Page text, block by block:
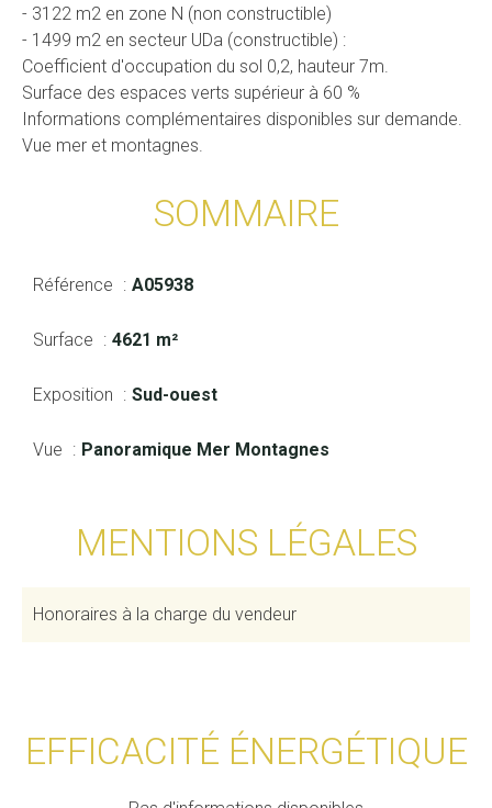
- 3122 m2 en zone N (non constructible)
- 1499 m2 en secteur UDa (constructible) :
Coefficient d'occupation du sol 0,2, hauteur 7m.
Surface des espaces verts supérieur à 60 %
Informations complémentaires disponibles sur demande.
Vue mer et montagnes.
SOMMAIRE
Référence A05938
Surface 4621 m²
Exposition Sud-ouest
Vue Panoramique Mer Montagnes
MENTIONS LÉGALES
Honoraires à la charge du vendeur
EFFICACITÉ ÉNERGÉTIQUE